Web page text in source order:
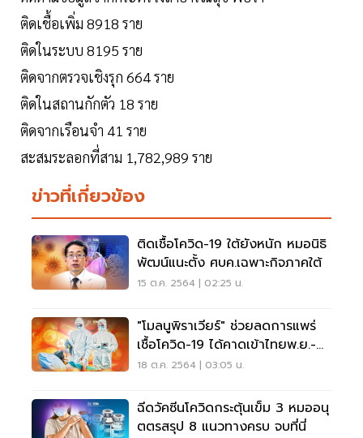
ติดเชื้อเพิ่ม 8918 ราย
ติดในระบบ 8195 ราย
ติดจากตรวจเชิงรุก 664 ราย
ติดในสถานกักตัว 18 ราย
ติดจากเรือนจำ 41 ราย
สะสมระลอกที่สาม 1,782,989 ราย
ข่าวที่เกี่ยวข้อง
ติดเชื้อโควิด-19 ใต้ยังหนัก หมอนิธิ
พัฒน์แนะตั้ง ศบค.เฉพาะกิจภาคใต้
15 ต.ค. 2564 | 02:25 น.
"โมลนูพิราเวียร์" ช่วยลดการแพร่
เชื้อโควิด-19 ได้คาดเข้าไทยพ.ย.-
ธ.ค.
18 ต.ค. 2564 | 03:05 น.
ฉีดวัคซีนโควิดกระตุ้นเข็ม 3 หมออนุ
ตตรสรุป 8 แนวทางครบ จบที่นี่